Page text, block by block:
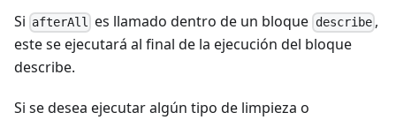
Si afterAll es llamado dentro de un bloque describe,
este se ejecutará al final de la ejecución del bloque
describe.
Si se desea ejecutar algún tipo de limpieza o